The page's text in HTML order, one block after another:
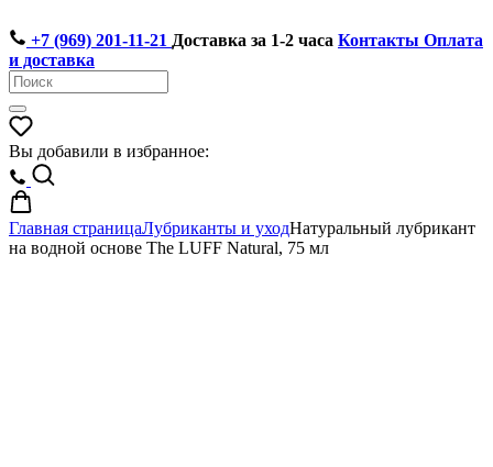
+7 (969) 201-11-21 Доставка за 1-2 часа Контакты Оплата
и доставка
Вы добавили в избранное:
Главная страницаЛубриканты и уходНатуральный лубрикант
на водной основе The LUFF Natural, 75 мл